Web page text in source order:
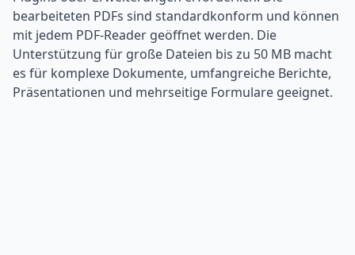
bearbeiteten PDFs sind standardkonform und können
mit jedem PDF-Reader geöffnet werden. Die
Unterstützung für große Dateien bis zu 50 MB macht
es für komplexe Dokumente, umfangreiche Berichte,
Präsentationen und mehrseitige Formulare geeignet.